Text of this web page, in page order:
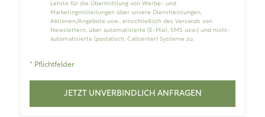
Lehrte für die Übermittlung von Werbe- und
Marketingmitteilungen über unsere Dienstleistungen,
Aktionen/Angebote usw., einschließlich des Versands von
Newslettern, über automatisierte (E-Mail, SMS usw.) und nicht-
automatisierte (postalisch, Callcenter) Systeme zu.
* Pflichtfelder
JETZT UNVERBINDLICH ANFRAGEN